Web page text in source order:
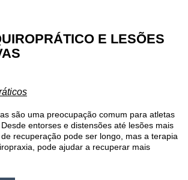
E LESÕES
são uma preocupação comum para atletas
entorses e distensões até lesões mais
recuperação pode ser longo, mas a terapia
pode ajudar a recuperar mais